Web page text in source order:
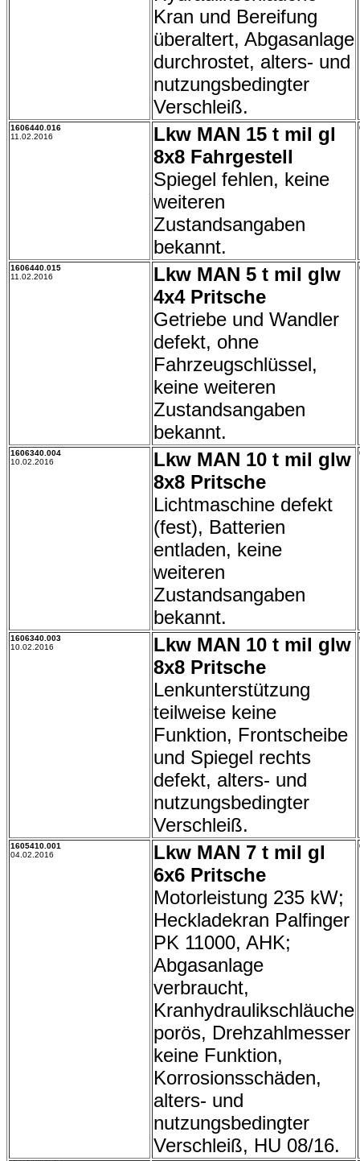
Kran und Bereifung
überaltert, Abgasanlage
durchrostet, alters- und
nutzungsbedingter
Verschleiß.
1606440.016
11.02.2016
Lkw MAN 15 t mil gl
8x8 Fahrgestell
Spiegel fehlen, keine
weiteren
Zustandsangaben
bekannt.
1606440.015
11.02.2016
Lkw MAN 5 t mil glw
4x4 Pritsche
Getriebe und Wandler
defekt, ohne
Fahrzeugschlüssel,
keine weiteren
Zustandsangaben
bekannt.
1606340.004
10.02.2016
Lkw MAN 10 t mil glw
8x8 Pritsche
Lichtmaschine defekt
(fest), Batterien
entladen, keine
weiteren
Zustandsangaben
bekannt.
1606340.003
10.02.2016
Lkw MAN 10 t mil glw
8x8 Pritsche
Lenkunterstützung
teilweise keine
Funktion, Frontscheibe
und Spiegel rechts
defekt, alters- und
nutzungsbedingter
Verschleiß.
1605410.001
04.02.2016
Lkw MAN 7 t mil gl
6x6 Pritsche
Motorleistung 235 kW;
Heckladekran Palfinger
PK 11000, AHK;
Abgasanlage
verbraucht,
Kranhydraulikschläuche
porös, Drehzahlmesser
keine Funktion,
Korrosionsschäden,
alters- und
nutzungsbedingter
Verschleiß, HU 08/16.